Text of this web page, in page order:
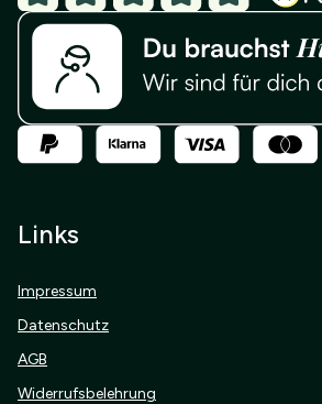
Links
Impressum
Datenschutz
AGB
Widerrufsbelehrung